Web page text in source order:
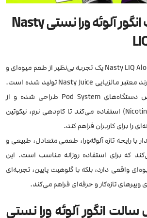
جویس سالت انگور آلوئه ورا نستی Nasty
Nasty LIQ Aloe Grape یک تجربه بی‌نظیر از طعم میوه‌ای و
خنک است که توسط برند معتبر مالزیایی Nasty Juice تولید شده است.
این محصول مخصوص دستگاه‌های Pod System طراحی شده و از
نیکوتین سالت (Nicotine Salt) استفاده می‌کند تا کام‌دهی نرم، نیکوتین
را برای کاربران فراهم کند.
با رایحه تازه آلوئه‌ورا، طعمی متعادل، طبیعی و
که برای استفاده روزانه مناسب است. این
واقعی دارد، بلکه با گلو‌هیت پایین، تجربه‌ای
تازه‌کار و حرفه‌ای فراهم می‌کند.
انگور آلوئه ورا نستی